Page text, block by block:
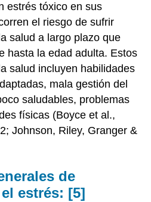
estrés tóxico en sus
el riesgo de sufrir
salud a largo plazo que
hasta la edad adulta. Estos
salud incluyen habilidades
mala gestión del
saludables, problemas
físicas (Boyce et al.,
Johnson, Riley, Granger &
de
estrés: [5]